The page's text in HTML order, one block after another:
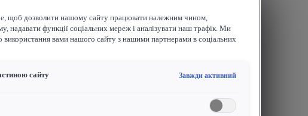
щоб дозволити нашому сайту працювати належним чином,
надавати функції соціальних мереж і аналізувати наш трафік. Ми
вами нашого сайту з нашими партнерами в соціальних
сайту Завжди активний